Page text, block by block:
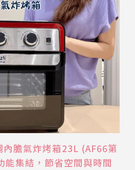
膽氣炸烤箱23L (AF66第
能集結，節省空間與時間